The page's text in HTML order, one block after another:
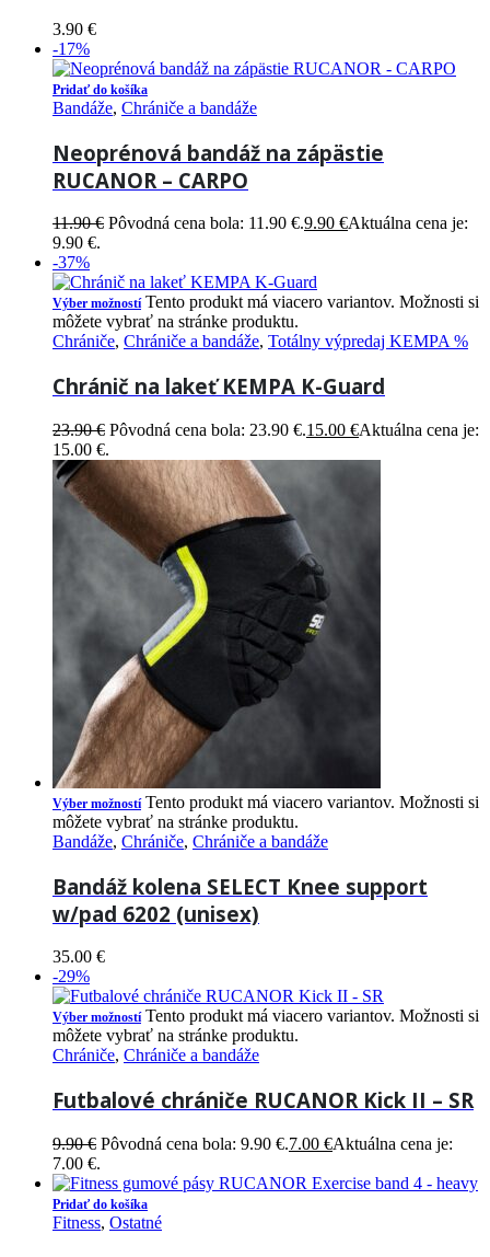
3.90 €
-17%
Pridať do košíka
Bandáže, Chrániče a bandáže
Neoprénová bandáž na zápästie
RUCANOR – CARPO
11.90€ Pôvodná cena bola: 11.90 €.9.90 €Aktuálna cena je:
9.90 €.
-37%
Výber možností Tento produkt má viacero variantov. Možnosti si
môžete vybrať na stránke produktu.
Chrániče, Chrániče a bandáže, Totálny výpredaj KEMPA %
Chránič na lakeť KEMPA K-Guard
23.90€ Pôvodná cena bola: 23.90 €.15.00 €Aktuálna cena je:
15.00 €.
Výber možností Tento produkt má viacero variantov. Možnosti si
môžete vybrať na stránke produktu.
Bandáže, Chrániče, Chrániče a bandáže
Bandáž kolena SELECT Knee support
w/pad 6202 (unisex)
35.00 €
-29%
Výber možností Tento produkt má viacero variantov. Možnosti si
môžete vybrať na stránke produktu.
Chrániče, Chrániče a bandáže
Futbalové chrániče RUCANOR Kick II – SR
9.90€ Pôvodná cena bola: 9.90 €.7.00 €Aktuálna cena je:
7.00 €.
Pridať do košíka
Fitness, Ostatné